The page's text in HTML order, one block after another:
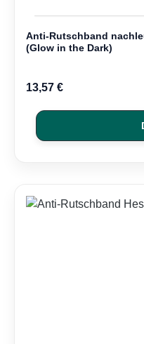
Anti-Rutschband
(Glow in the Dark)
13,57 €